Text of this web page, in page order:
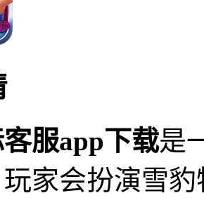
服app下载是
家会扮演雪